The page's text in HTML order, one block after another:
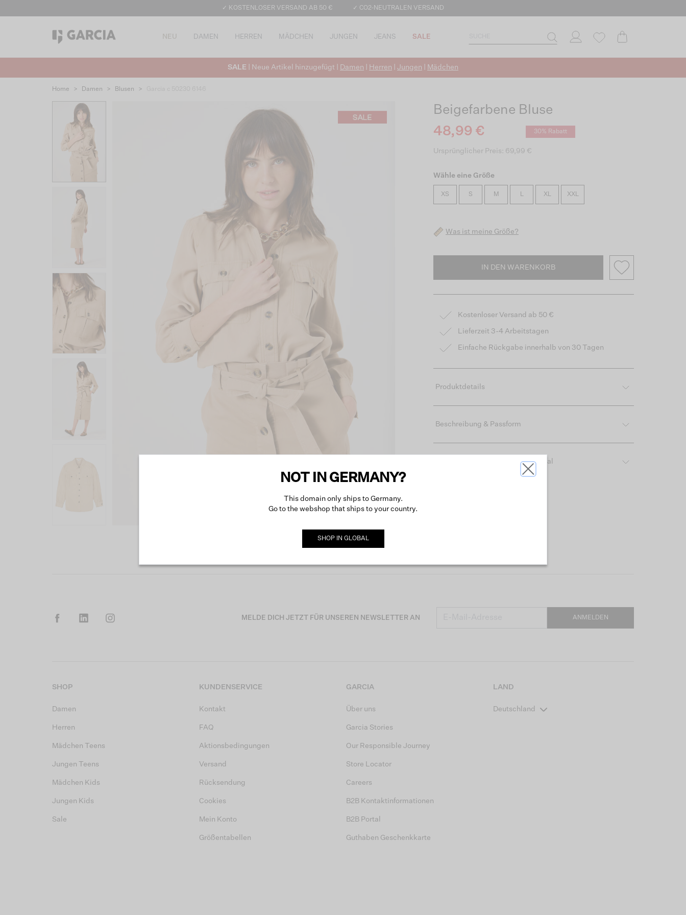
✓ KOSTENLOSER VERSAND AB 50 € ✓ CO2-NEUTRALEN VERSAND
NEU DAMEN HERREN MÄDCHEN JUNGEN JEANS SALE
SALE | Neue Artikel hinzugefügt | Damen Herren Jungen Mädchen
Home > Damen > Blusen >
Beigefarbene Bluse
48,99 €
30% Rabatt
Ursprünglicher Preis: 69,99 €
Wähle eine Größe
XS S M L XL XXL
Was ist meine Größe?
IN DEN WARENKORB
Kostenloser Versand ab 50 €
Lieferzeit 3-4 Arbeitstagen
Einfache Rückgabe innerhalb von 30 Tagen
Produktdetails
Beschreibung & Passform
Mehr über das verwendete Material
MELDE DICH JETZT FÜR UNSEREN NEWSLETTER AN ANMELDEN
SHOP
Damen
Herren
Mädchen Teens
Jungen Teens
Mädchen Kids
Jungen Kids
Sale
KUNDENSERVICE
Kontakt
FAQ
Aktionsbedingungen
Versand
Rücksendung
Cookies
Mein Konto
Größentabellen
GARCIA
Über uns
Garcia Stories
Our Responsible Journey
Store Locator
Careers
B2B Kontaktinformationen
B2B Portal
Guthaben Geschenkkarte
LAND
Deutschland
NOT IN GERMANY?
This domain only ships to Germany.
Go to the webshop that ships to your country.
SHOP IN GLOBAL